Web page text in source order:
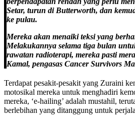
Setar, turun di Butterworth, dan
ke pulau.
Mereka akan menaiki teksi yang
Melakukannya selama tiga bulan
rawatan radioterapi, mereka pasti
Kamal, pengasas Cancer Survivors
Terdapat pesakit-pesakit yang Zuraini
motosikal mereka untuk menghadiri
mereka, ‘e-hailing’ adalah mustahil,
berlebihan yang ditanggung untuk